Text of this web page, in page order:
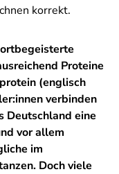
korrekt.
Proteine
(englisch
verbinden
Deutschland eine
vor allem
im
Doch viele